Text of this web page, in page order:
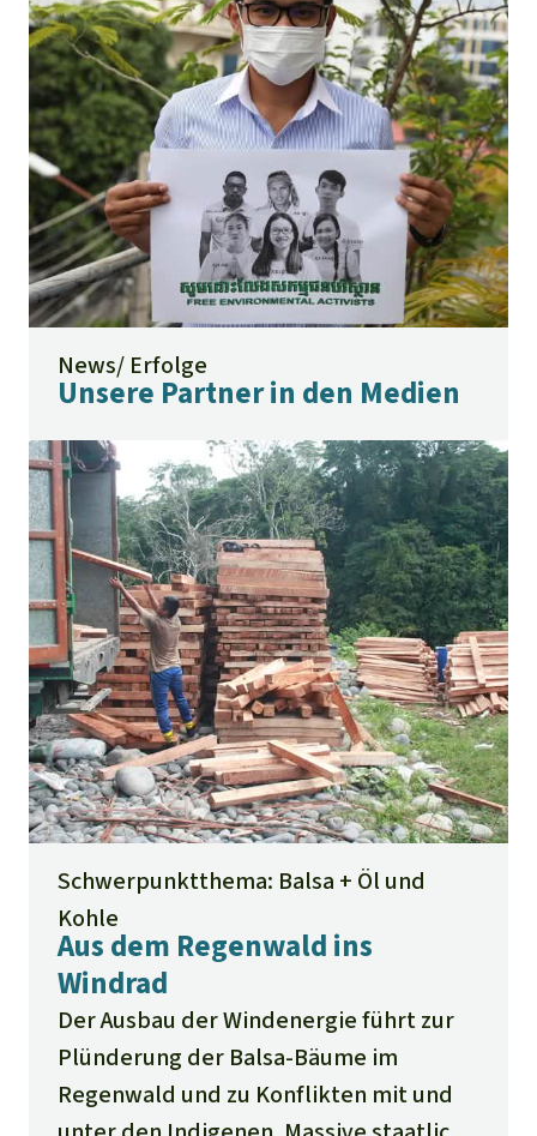
News/ Erfolge
Unsere Partner in den Medien
Schwerpunktthema: Balsa + Öl und
Kohle
Aus dem Regenwald ins
Windrad
Der Ausbau der Windenergie führt zur
Plünderung der Balsa-Bäume im
Regenwald und zu Konflikten mit und